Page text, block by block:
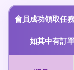
會員成功領取任
如其中有訂